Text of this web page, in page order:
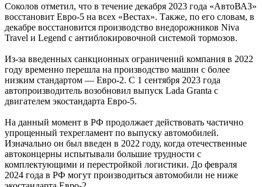
Соколов отметил, что в течение декабря 2023 года «АвтоВАЗ»
восстановит Евро-5 на всех «Вестах». Также, по его словам, в
декабре восстановится производство внедорожников Niva
Travel и Legend с антиблокировочной системой тормозов.
Из-за введенных санкционных ограничений компания в 2022
году временно перешла на производство машин с более
низким стандартом — Евро-2. С 1 сентября 2023 года
автопроизводитель возобновил выпуск Lada Granta с
двигателем экостандарта Евро-5.
На данный момент в РФ продолжает действовать частично
упрощенный техрегламент по выпуску автомобилей.
Изначально он был введен в 2022 году, когда отечественные
автоконцерны испытывали большие трудности с
комплектующими и перестройкой логистики. До февраля
2024 года в РФ могут производиться автомобили не ниже